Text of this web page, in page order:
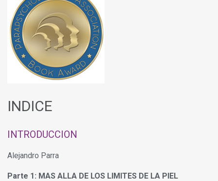
INDICE
INTRODUCCION
Alejandro Parra
Parte 1: MAS ALLA DE LOS LIMITES DE LA PIEL